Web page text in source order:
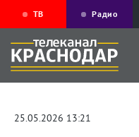
ТВ Радио
25.05.2026 13:21